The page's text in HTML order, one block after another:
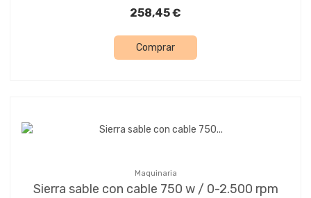
258,45 €
Comprar
Maquinaria
Sierra sable con cable 750 w / 0-2.500 rpm